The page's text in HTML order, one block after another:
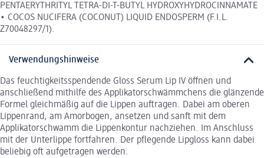
PENTAERYTHRITYL TETRA-DI-T-BUTYL HYDROXYHYDROCINNAMATE
• COCOS NUCIFERA (COCONUT) LIQUID ENDOSPERM (F.I.L.
Z70048297/1).
Verwendungshinweise
Das feuchtigkeitsspendende Gloss Serum Lip IV öffnen und
anschließend mithilfe des Applikatorschwämmchens die glänzende
Formel gleichmäßig auf die Lippen auftragen. Dabei am oberen
Lippenrand, am Amorbogen, ansetzen und sanft mit dem
Applikatorschwamm die Lippenkontur nachziehen. Im Anschluss
mit der Unterlippe fortfahren. Der pflegende Lipgloss kann dabei
beliebig oft aufgetragen werden.